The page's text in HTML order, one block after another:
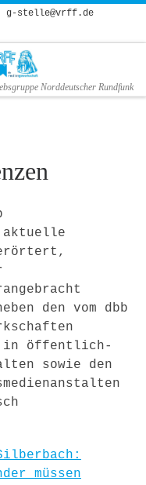
g-stelle@vrff.de
Norddeutscher Rundfunk
aktuelle
erörtert,
den vom dbb
in öffentlich-
sowie den
müssen